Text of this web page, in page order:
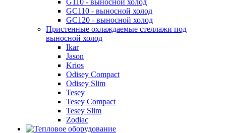
G110 - выносной холод
GC110 - выносной холод
GC120 - выносной холод
Пристенные охлаждаемые стеллажи под
выносной холод
Ikar
Jason
Krios
Odisey Compact
Odisey Slim
Tesey
Tesey Compact
Tesey Slim
Zodiac